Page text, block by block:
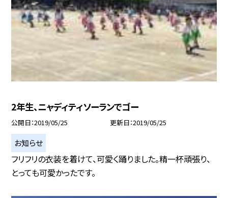
2年生、ニャディティソーランでゴー
公開日 2019/05/25 更新日 2019/05/25
お知らせ
フリフリの衣装を着けて、可愛く踊りました。精一杯頑張り、
とっても可愛かったです。